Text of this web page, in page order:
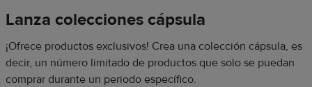
Lanza colecciones cápsula
¡Ofrece productos exclusivos! Crea una colección cápsula, es
decir, un número limitado de productos que solo se puedan
comprar durante un periodo específico.